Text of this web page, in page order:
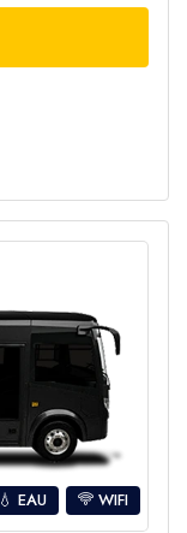
💧 EAU WIFI